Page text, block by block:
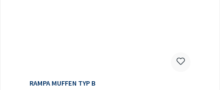
RAMPA MUFFEN TYP B